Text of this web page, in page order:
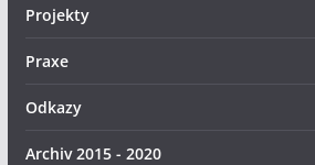
Projekty
Praxe
Odkazy
Archiv 2015 - 2020